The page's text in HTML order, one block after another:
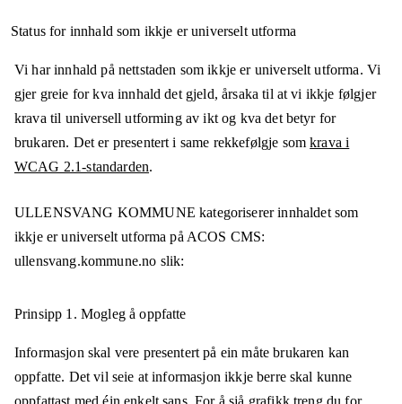
Status for innhald som ikkje er universelt utforma
Vi har innhald på nettstaden som ikkje er universelt utforma. Vi
gjer greie for kva innhald det gjeld, årsaka til at vi ikkje følgjer
krava til universell utforming av ikt og kva det betyr for
brukaren. Det er presentert i same rekkefølgje somkrava i
WCAG 2.1-standarden.
ULLENSVANG KOMMUNE kategoriserer innhaldet som
ikkje er universelt utforma påACOS CMS:
ullensvang.kommune.no slik:
Prinsipp 1. Mogleg å oppfatte
Informasjon skal vere presentert på ein måte brukaren kan
oppfatte. Det vil seie at informasjon ikkje berre skal kunne